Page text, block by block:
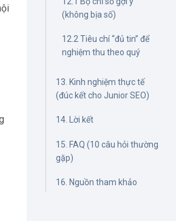
(không bịa số)
12.2 Tiêu chí “đủ tin” để
nghiệm thu theo quý
13. Kinh nghiệm thực tế
(đúc kết cho Junior SEO)
14. Lời kết
15. FAQ (10 câu hỏi thường
gặp)
16. Nguồn tham khảo